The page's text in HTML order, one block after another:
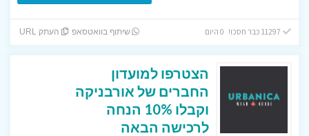
שיתוף בוואטסאפ העתק URL
הצטרפו למועדון
החברים של אורבניקה
וקבלו 10% הנחה
לרכישה הבאה